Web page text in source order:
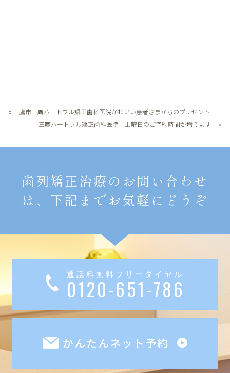
« 三鷹市三鷹ハートフル矯正歯科医院かわいい患者さまからのプレゼント
三鷹ハートフル矯正歯科医院 土曜日のご予約時間が増えます！ »
歯列矯正治療のお問い合わせ
は、下記までお気軽にどうぞ
通話料無料フリーダイヤル
0120-651-786
かんたんネット予約